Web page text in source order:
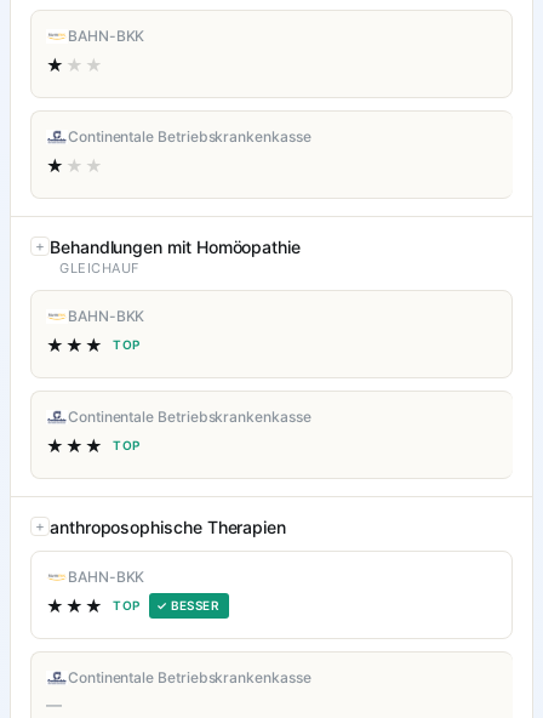
BAHN-BKK
★ ★★
Continentale Betriebskrankenkasse
★ ★★
Behandlungen mit Homöopathie
GLEICHAUF
BAHN-BKK
★★★ TOP
Continentale Betriebskrankenkasse
★★★ TOP
anthroposophische Therapien
BAHN-BKK
★★★ TOP ✓ BESSER
Continentale Betriebskrankenkasse
—